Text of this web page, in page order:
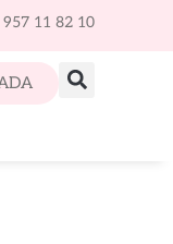
957 11 82 10